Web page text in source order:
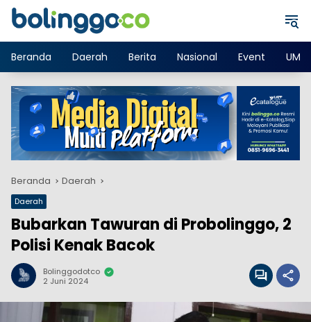
Langsung
Beranda
Daerah Berita Nasional Event
Beranda Daerah
Daerah
Bubarkan Tawuran di Probolinggo, 2
Polisi Kenak Bacok
Bolinggodotco
2 Juni 2024